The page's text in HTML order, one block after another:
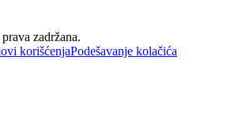
zadržana.
korišćenjaPodešavanje kolačića